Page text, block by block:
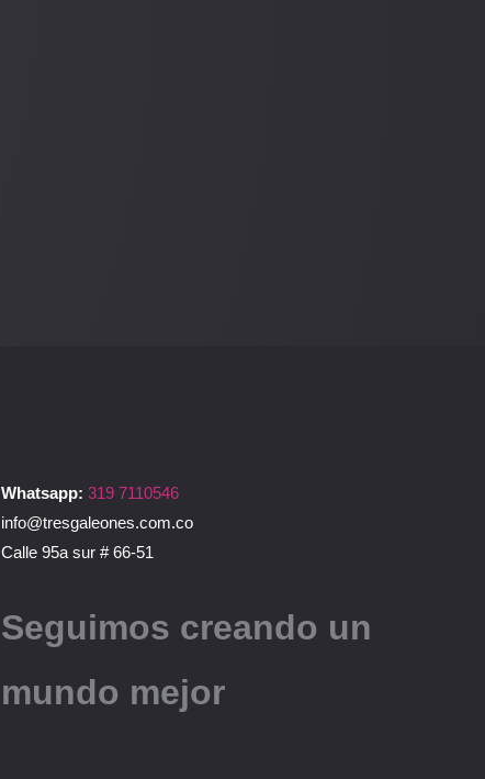
Whatsapp: 319 7110546
info@tresgaleones.com.co
Calle 95a sur # 66-51
Seguimos creando un
mundo mejor